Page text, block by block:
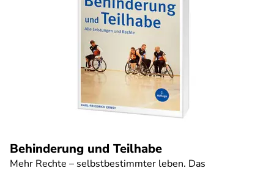
Behinderung und Teilhabe
Mehr Rechte – selbstbestimmter leben. Das